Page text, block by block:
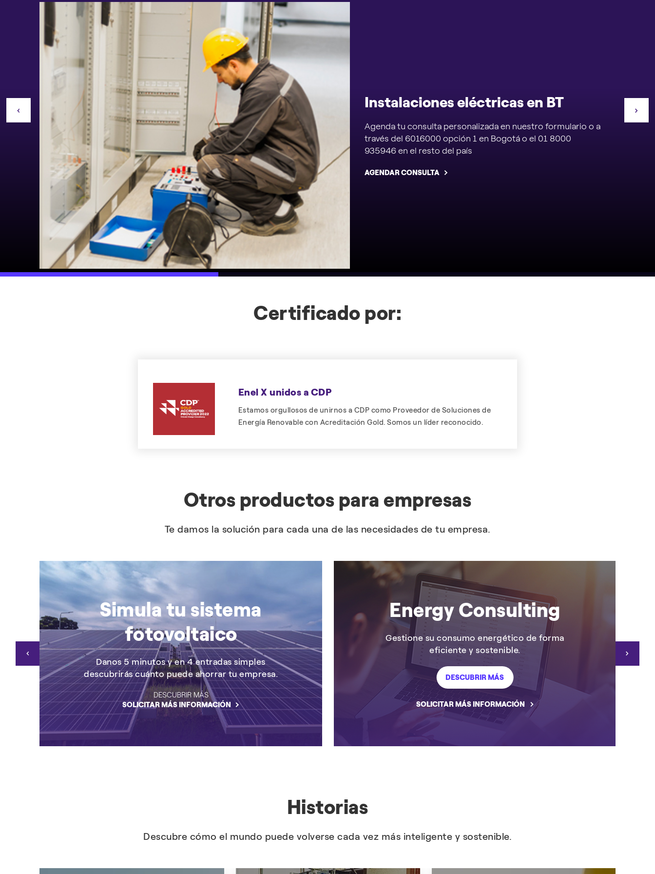
Soluciones de
energía para tu
empresa.
DESCARGAR
Instalaciones eléctricas en BT
Agenda tu consulta personalizada en nuestro formulario o a
través del 6016000 opción 1 en Bogotá o el 01 8000
935946 en el resto del país
AGENDAR CONSULTA
Certificado por:
Enel X unidos a CDP
Estamos orgullosos de unirnos a CDP como Proveedor de Soluciones de
Energía Renovable con Acreditación Gold. Somos un líder reconocido.
Otros productos para empresas
Te damos la solución para cada una de las necesidades de tu empresa.
Simula tu sistema
fotovoltaico
Danos 5 minutos y en 4 entradas simples
descubrirás cuánto puede ahorrar tu empresa.
DESCUBRIR MÁS
SOLICITAR MÁS INFORMACIÓN
Energy Consulting
Gestione su consumo energético de forma
eficiente y sostenible.
DESCUBRIR MÁS
SOLICITAR MÁS INFORMACIÓN
Historias
Descubre cómo el mundo puede volverse cada vez más inteligente y sostenible.